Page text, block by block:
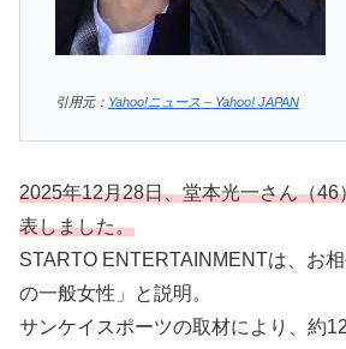
引用元： Yahoo!ニュース – Yahoo! JAPAN
2025年12月28日、堂本光一さん（46
表しました。
STARTO ENTERTAINMENTは、お
の一般女性」と説明。
サンケイスポーツの取材により、約